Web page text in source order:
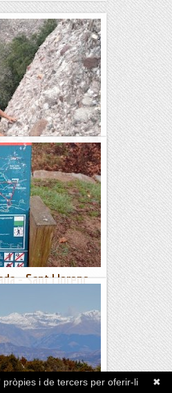
de Sant Benet.
una pedra de primera
2013 es trobava
una escalada de...
- Sant Llorenç
de sortida: ¾ de set del
aproximat: 5 h 15
✖
i de tercers per oferir-li